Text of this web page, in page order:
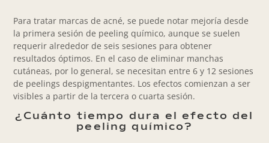
Para tratar marcas de acné, se puede notar mejoría desde
la primera sesión de peeling químico, aunque se suelen
requerir alrededor de seis sesiones para obtener
resultados óptimos. En el caso de eliminar manchas
cutáneas, por lo general, se necesitan entre 6 y 12 sesiones
de peelings despigmentantes. Los efectos comienzan a ser
visibles a partir de la tercera o cuarta sesión.
¿Cuánto tiempo dura el efecto del
peeling químico?